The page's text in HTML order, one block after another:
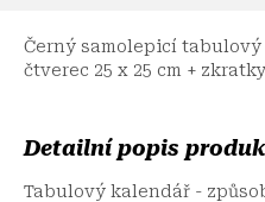
Černý samolepicí
čtverec 25 x 25 cm +
Detailní popis
Tabulový kalendář -